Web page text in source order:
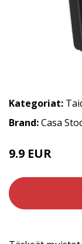
Kategoriat:
Brand:Casa
9.9 EUR